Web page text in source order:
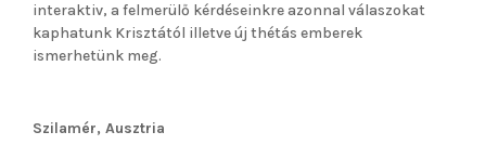
interaktiv, a felmerülő kérdéseinkre azonnal válaszokat
kaphatunk Krisztától illetve új thétás emberek
ismerhetünk meg.
Szilamér, Ausztria